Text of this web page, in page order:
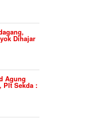
Dihajar
Agung
Plt Sekda :